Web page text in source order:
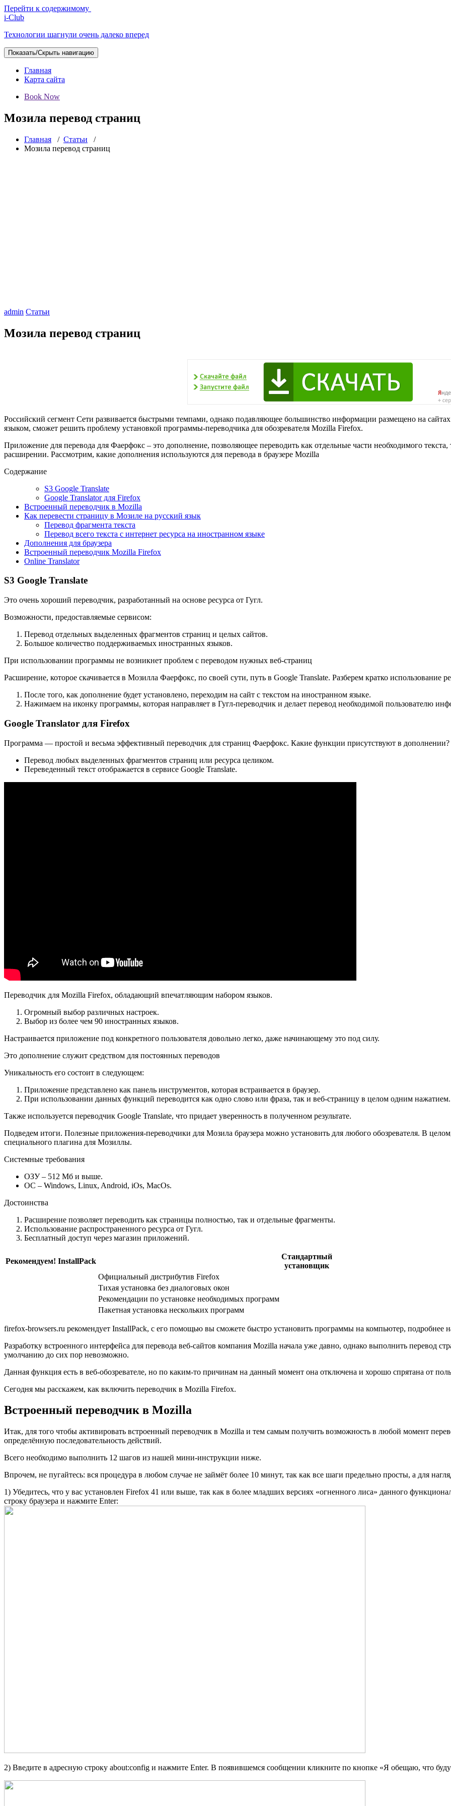
Перейти к содержимому
i-Club
Технологии шагнули очень далеко вперед
Показать/Скрыть навигацию
Главная
Карта сайта
Book Now
Мозила перевод страниц
Главная / Статьи /
Мозила перевод страниц
admin Статьи
Мозила перевод страниц
Российский сегмент Сети развивается быстрыми темпами, однако подавляющее большинство информации размещено на
языком, сможет решить проблему установкой программы-переводчика для обозревателя Mozilla Firefox.
Приложение для перевода для Фаерфокс – это дополнение, позволяющее переводить как отдельные части необходимого
расширении. Рассмотрим, какие дополнения используются для перевода в браузере Mozilla
Содержание
S3 Google Translate
Google Translator для Firefox
Встроенный переводчик в Mozilla
Как перевести страницу в Мозиле на русский язык
Перевод фрагмента текста
Перевод всего текста с интернет ресурса на иностранном языке
Дополнения для браузера
Встроенный переводчик Mozilla Firefox
Online Translator
S3 Google Translate
Это очень хороший переводчик, разработанный на основе ресурса от Гугл.
Возможности, предоставляемые сервисом:
Перевод отдельных выделенных фрагментов страниц и целых сайтов.
Большое количество поддерживаемых иностранных языков.
При использовании программы не возникнет проблем с переводом нужных веб-страниц
Расширение, которое скачивается в Мозилла Фаерфокс, по своей сути, путь в Google Translate. Разберем кратко использование
После того, как дополнение будет установлено, переходим на сайт с текстом на иностранном языке.
Нажимаем на иконку программы, которая направляет в Гугл-переводчик и делает перевод необходимой пользователю
Google Translator для Firefox
Программа — простой и весьма эффективный переводчик для страниц Фаерфокс. Какие функции присутствуют в дополнении?
Перевод любых выделенных фрагментов страниц или ресурса целиком.
Переведенный текст отображается в сервисе Google Translate.
Переводчик для Mozilla Firefox, обладающий впечатляющим набором языков.
Огромный выбор различных настроек.
Выбор из более чем 90 иностранных языков.
Настраивается приложение под конкретного пользователя довольно легко, даже начинающему это под силу.
Это дополнение служит средством для постоянных переводов
Уникальность его состоит в следующем:
Приложение представлено как панель инструментов, которая встраивается в браузер.
При использовании данных функций переводится как одно слово или фраза, так и веб-страницу в целом одним нажатием.
Также используется переводчик Google Translate, что придает уверенность в полученном результате.
Подведем итоги. Полезные приложения-переводчики для Мозила браузера можно установить для любого обозревателя. В
специального плагина для Мозиллы.
Системные требования
ОЗУ – 512 Мб и выше.
ОС – Windows, Linux, Android, iOs, MacOs.
Достоинства
Расширение позволяет переводить как страницы полностью, так и отдельные фрагменты.
Использование распространенного ресурса от Гугл.
Бесплатный доступ через магазин приложений.
Рекомендуем! InstallPack
Стандартный
установщик
Официальный дистрибутив Firefox
Тихая установка без диалоговых окон
Рекомендации по установке необходимых программ
Пакетная установка нескольких программ
firefox-browsers.ru рекомендует InstallPack, с его помощью вы сможете быстро установить программы на компьютер, подробнее
Разработку встроенного интерфейса для перевода веб-сайтов компания Mozilla начала уже давно, однако выполнить перевод
умолчанию до сих пор невозможно.
Данная функция есть в веб-обозревателе, но по каким-то причинам на данный момент она отключена и хорошо спрятана от
Сегодня мы расскажем, как включить переводчик в Mozilla Firefox.
Встроенный переводчик в Mozilla
Итак, для того чтобы активировать встроенный переводчик в Mozilla и тем самым получить возможность в любой момент
определённую последовательность действий.
Всего необходимо выполнить 12 шагов из нашей мини-инструкции ниже.
Впрочем, не пугайтесь: вся процедура в любом случае не займёт более 10 минут, так как все шаги предельно просты, а для
1) Убедитесь, что у вас установлен Firefox 41 или выше, так как в более младших версиях «огненного лиса» данного
строку браузера и нажмите Enter:
2) Введите в адресную строку about:config и нажмите Enter. В появившемся сообщении кликните по кнопке «Я обещаю, что